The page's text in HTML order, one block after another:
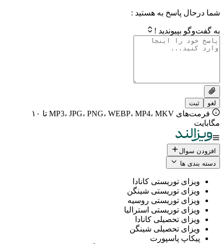
پاسخ به هستید :
!
فرمت‌های MP3، JPG، PNG، WEBP، MP4، MKV تا ۱۰
ها
توریستی کانادا
توریستی شینگن
توریستی روسیه
توریستی استرالیا
تحصیلی کانادا
تحصیلی شینگن
پاسپورت